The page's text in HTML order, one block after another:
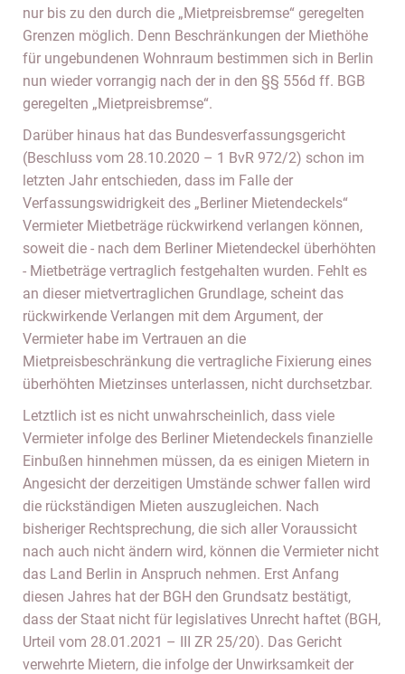
nur bis zu den durch die „Mietpreisbremse“ geregelten
Grenzen möglich. Denn Beschränkungen der Miethöhe
für ungebundenen Wohnraum bestimmen sich in Berlin
nun wieder vorrangig nach der in den §§ 556d ff. BGB
geregelten „Mietpreisbremse“.
Darüber hinaus hat das Bundesverfassungsgericht
(Beschluss vom 28.10.2020 – 1 BvR 972/2) schon im
letzten Jahr entschieden, dass im Falle der
Verfassungswidrigkeit des „Berliner Mietendeckels“
Vermieter Mietbeträge rückwirkend verlangen können,
soweit die - nach dem Berliner Mietendeckel überhöhten
- Mietbeträge vertraglich festgehalten wurden. Fehlt es
an dieser mietvertraglichen Grundlage, scheint das
rückwirkende Verlangen mit dem Argument, der
Vermieter habe im Vertrauen an die
Mietpreisbeschränkung die vertragliche Fixierung eines
überhöhten Mietzinses unterlassen, nicht durchsetzbar.
Letztlich ist es nicht unwahrscheinlich, dass viele
Vermieter infolge des Berliner Mietendeckels finanzielle
Einbußen hinnehmen müssen, da es einigen Mietern in
Angesicht der derzeitigen Umstände schwer fallen wird
die rückständigen Mieten auszugleichen. Nach
bisheriger Rechtsprechung, die sich aller Voraussicht
nach auch nicht ändern wird, können die Vermieter nicht
das Land Berlin in Anspruch nehmen. Erst Anfang
diesen Jahres hat der BGH den Grundsatz bestätigt,
dass der Staat nicht für legislatives Unrecht haftet (BGH,
Urteil vom 28.01.2021 – III ZR 25/20). Das Gericht
verwehrte Mietern, die infolge der Unwirksamkeit der